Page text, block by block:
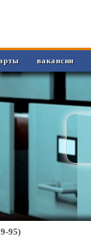
вакансии
95)